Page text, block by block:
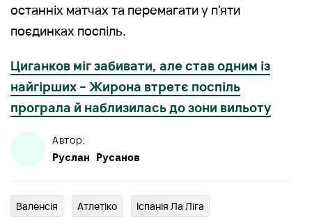
останніх матчах та перемагати у п'яти
поєдинках поспіль.
Циганков міг забивати, але став одним із
найгірших – Жирона втретє поспіль
програла й наблизилась до зони вильоту
Автор:
Руслан Русанов
Валенсія Атлетіко Іспанія Ла Ліга